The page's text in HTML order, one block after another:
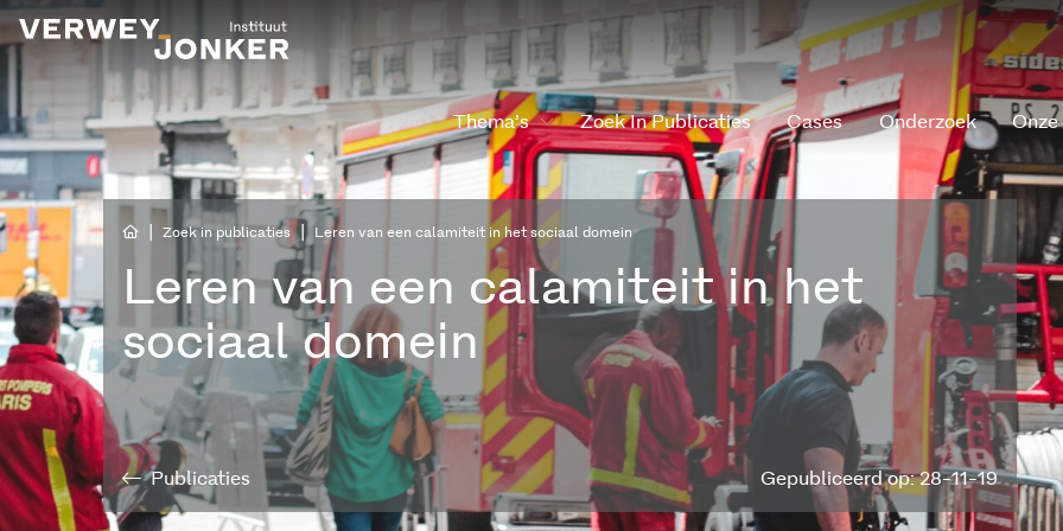
Thema’s Zoek In Publicaties Cases Onderzoek Onze
Zoek in publicaties Leren van een calamiteit in het sociaal domein
Leren van een calamiteit in het
sociaal domein
Publicaties Gepubliceerd op: 28-11-19